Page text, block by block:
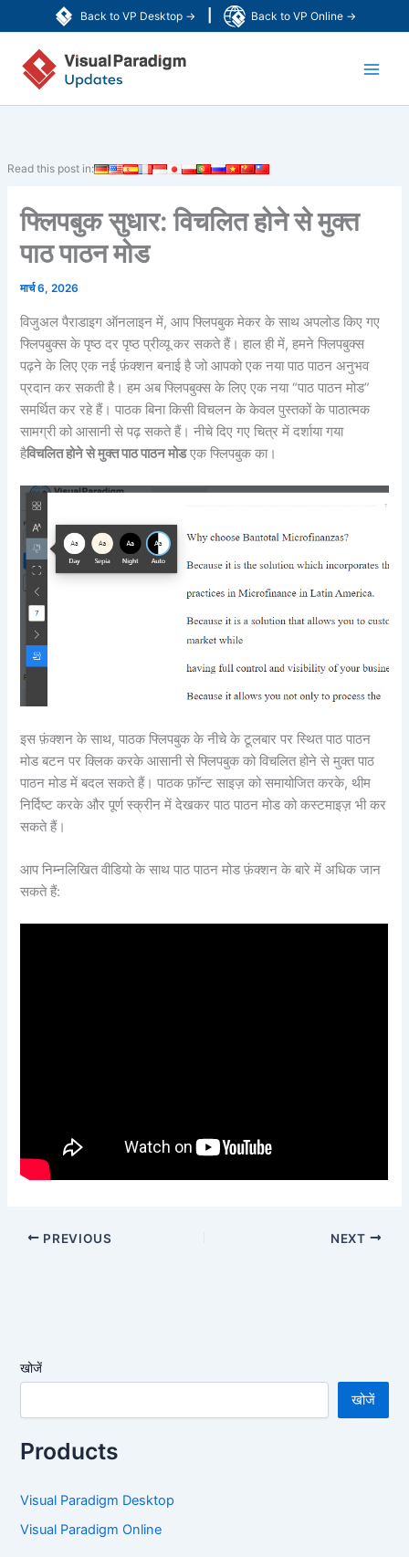
Back to VP Desktop → Back to VP Online →
to
content
Read this post in:
फ्लिपबुक सुधार: विचलित होने से मुक्त
पाठ पाठन मोड
मार्च 6, 2026
विजुअल पैराडाइग ऑनलाइन में, आप फ्लिपबुक मेकर के साथ अपलोड किए गए
फ्लिपबुक्स के पृष्ठ दर पृष्ठ प्रीव्यू कर सकते हैं। हाल ही में, हमने फ्लिपबुक्स
पढ़ने के लिए एक नई फ़ंक्शन बनाई है जो आपको एक नया पाठ पाठन अनुभव
प्रदान कर सकती है। हम अब फ्लिपबुक्स के लिए एक नया “पाठ पाठन मोड”
समर्थित कर रहे हैं। पाठक बिना किसी विचलन के केवल पुस्तकों के पाठात्मक
सामग्री को आसानी से पढ़ सकते हैं। नीचे दिए गए चित्र में दर्शाया गया
हैविचलित होने से मुक्त पाठ पाठन मोडएक फ्लिपबुक का।
इस फ़ंक्शन के साथ, पाठक फ्लिपबुक के नीचे के टूलबार पर स्थित पाठ पाठन
मोड बटन पर क्लिक करके आसानी से फ्लिपबुक को विचलित होने से मुक्त पाठ
पाठन मोड में बदल सकते हैं। पाठक फ़ॉन्ट साइज़ को समायोजित करके, थीम
निर्दिष्ट करके और पूर्ण स्क्रीन में देखकर पाठ पाठन मोड को कस्टमाइज़ भी कर
सकते हैं।
आप निम्नलिखित वीडियो के साथ पाठ पाठन मोड फ़ंक्शन के बारे में अधिक जान
सकते हैं:
PREVIOUS NEXT
खोजें
खोजें
Products
Visual Paradigm Desktop
Visual Paradigm Online